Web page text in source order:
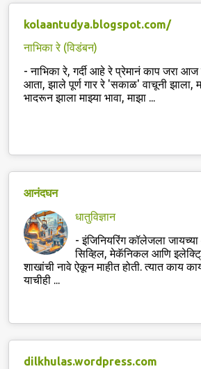
kolaantudya.blogspot.com/
नाभिका रे (विडंबन)
-नाभिका रे, गर्दी आहे रे प्रेमानं काप जरा
आता, झाले पूर्ण गार रे 'सकाळ' वाचूनी झाला,
भादरून झाला माझ्या भावा, माझा ...
आनंदघन
धातुविज्ञान
-इंजिनियरिंग कॉलेजला
सिव्हिल, मेकॅनिकल आणि
शाखांची नावे ऐकून माहीत होती. त्यात काय
याचीही ...
dilkhulas.wordpress.com